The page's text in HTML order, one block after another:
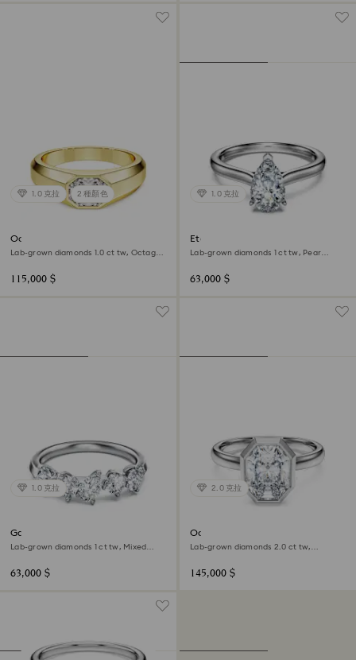
1.0 克拉 2 種顏色
Octagon band ring
Lab-grown diamonds 1.0 ct tw, Octagon
115,000 $
1.0 克拉
Eternity solitaire ring
Lab-grown diamonds 1 ct tw, Pear
63,000 $
1.0 克拉
Galaxy ring
Lab-grown diamonds 1 ct tw, Mixed
63,000 $
2.0 克拉
Octagon bezel ring
Lab-grown diamonds 2.0 ct tw,
145,000 $